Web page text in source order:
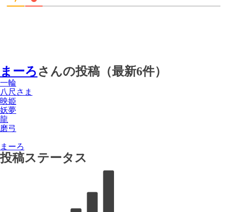
まーろ さんの投稿（最新6件）
一輪
八尺さま
映姫
妖夢
龍
磨弓
まーろ
投稿ステータス